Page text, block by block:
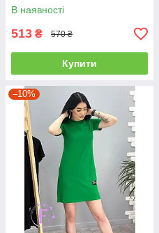
В наявності
513 ₴ 570 ₴
Купити
–10%